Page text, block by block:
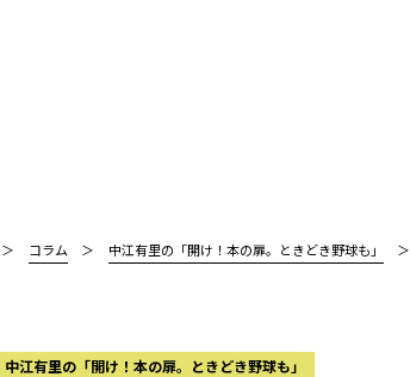
コラム 中江有里の「開け！本の扉。ときどき野球も」
中江有里の「開け！本の扉。ときどき野球も」